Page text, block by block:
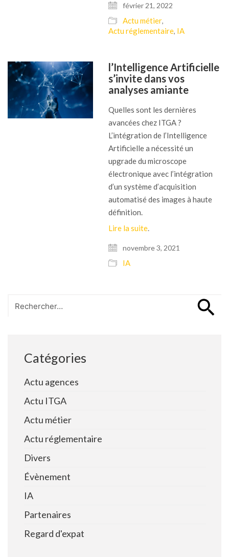
février 21, 2022
Actu métier,
Actu réglementaire, IA
l’Intelligence Artificielle
s’invite dans vos
analyses amiante
Quelles sont les dernières
avancées chez ITGA ?
L’intégration de l’Intelligence
Artificielle a nécessité un
upgrade du microscope
électronique avec l’intégration
d’un système d’acquisition
automatisé des images à haute
définition.
Lire la suite.
novembre 3, 2021
IA
for:
Catégories
Actu agences
Actu ITGA
Actu métier
Actu réglementaire
Divers
Évènement
IA
Partenaires
Regard d'expat